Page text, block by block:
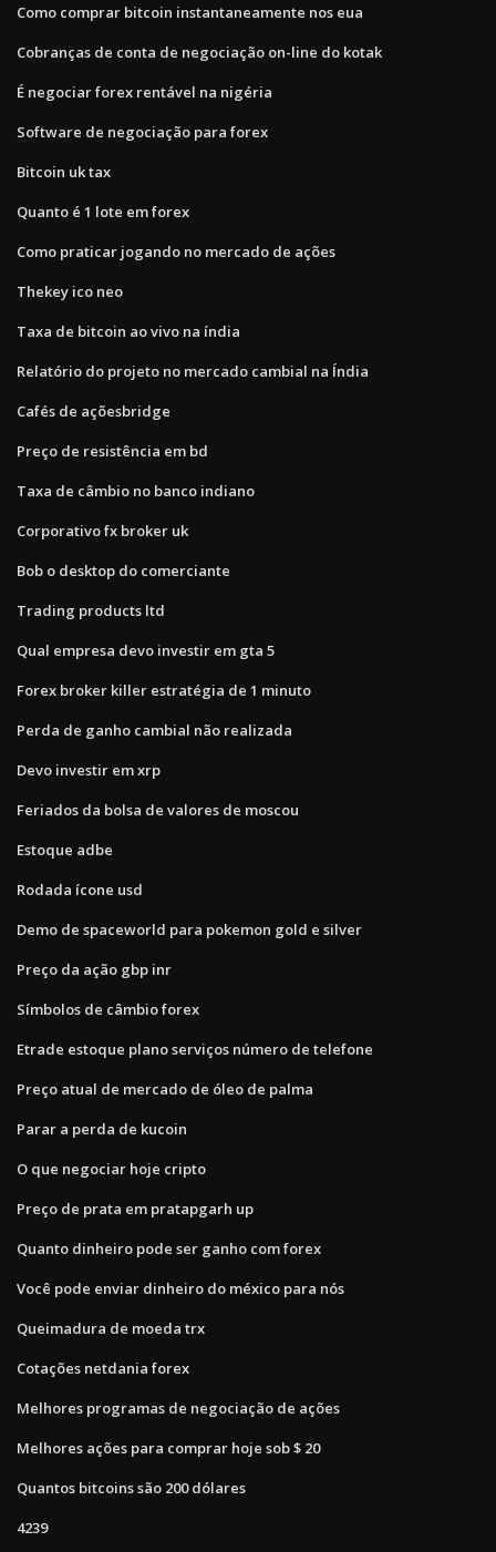
Como comprar bitcoin instantaneamente nos eua
Cobranças de conta de negociação on-line do kotak
É negociar forex rentável na nigéria
Software de negociação para forex
Bitcoin uk tax
Quanto é 1 lote em forex
Como praticar jogando no mercado de ações
Thekey ico neo
Taxa de bitcoin ao vivo na índia
Relatório do projeto no mercado cambial na Índia
Cafés de açõesbridge
Preço de resistência em bd
Taxa de câmbio no banco indiano
Corporativo fx broker uk
Bob o desktop do comerciante
Trading products ltd
Qual empresa devo investir em gta 5
Forex broker killer estratégia de 1 minuto
Perda de ganho cambial não realizada
Devo investir em xrp
Feriados da bolsa de valores de moscou
Estoque adbe
Rodada ícone usd
Demo de spaceworld para pokemon gold e silver
Preço da ação gbp inr
Símbolos de câmbio forex
Etrade estoque plano serviços número de telefone
Preço atual de mercado de óleo de palma
Parar a perda de kucoin
O que negociar hoje cripto
Preço de prata em pratapgarh up
Quanto dinheiro pode ser ganho com forex
Você pode enviar dinheiro do méxico para nós
Queimadura de moeda trx
Cotações netdania forex
Melhores programas de negociação de ações
Melhores ações para comprar hoje sob $ 20
Quantos bitcoins são 200 dólares
4239